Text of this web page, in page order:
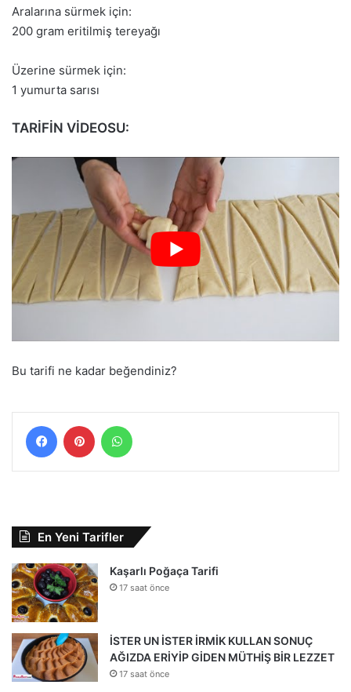
Aralarına sürmek için:
200 gram eritilmiş tereyağı
Üzerine sürmek için:
1 yumurta sarısı
TARİFİN VİDEOSU:
Bu tarifi ne kadar beğendiniz?
FacebookPinterest
En Yeni Tarifler
Kaşarlı Poğaça Tarifi
17 saat önce
İSTER UN İSTER İRMİK KULLAN SONUÇ
AĞIZDA ERİYİP GİDEN MÜTHİŞ BİR LEZZET
17 saat önce